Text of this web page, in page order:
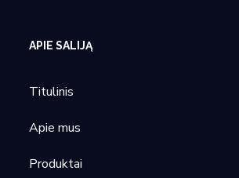
APIE SALIJĄ
Titulinis
Apie mus
Produktai